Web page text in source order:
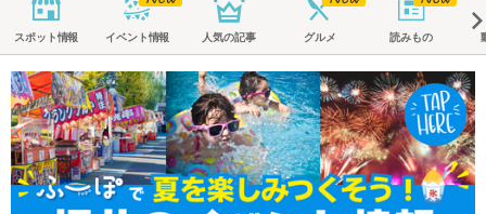
スポット情報 イベント情報 人気の記事 グルメ 読みもの